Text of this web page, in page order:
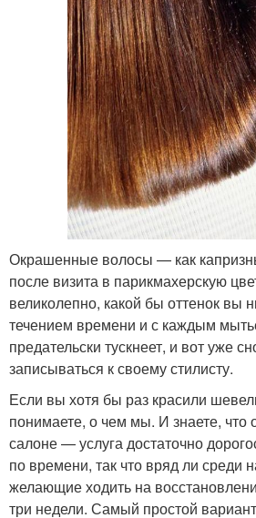
Окрашенные волосы — как
после визита в парикмахерскую
великолепно, какой бы оттенок вы
течением времени и с каждым
предательски тускнеет, и вот уже
записываться к своему стилисту.
Если вы хотя бы раз красили
понимаете, о чем мы. И знаете, что
салоне — услуга достаточно
по времени, так что вряд ли среди
желающие ходить на
три недели. Самый простой